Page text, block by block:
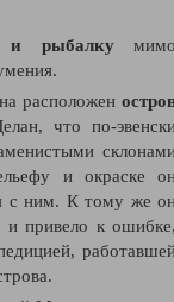
и рыбалку
расположен
что по-
и окраске
с ним. К тому же
и привело к